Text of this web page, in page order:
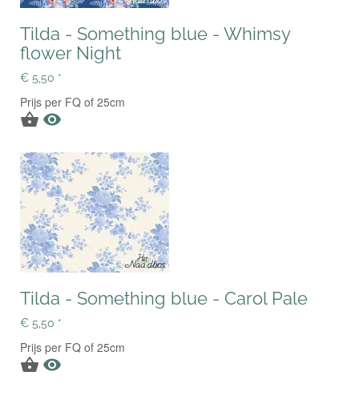
Tilda - Something blue - Whimsy
flower Night
€ 5,50 *
Prijs per FQ of 25cm
 
Tilda - Something blue - Carol Pale
€ 5,50 *
Prijs per FQ of 25cm
 